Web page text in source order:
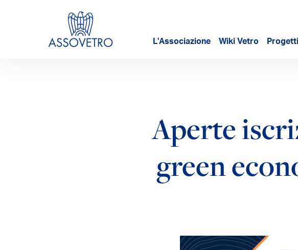
L’Associazione Wiki Vetro
Aperte
green